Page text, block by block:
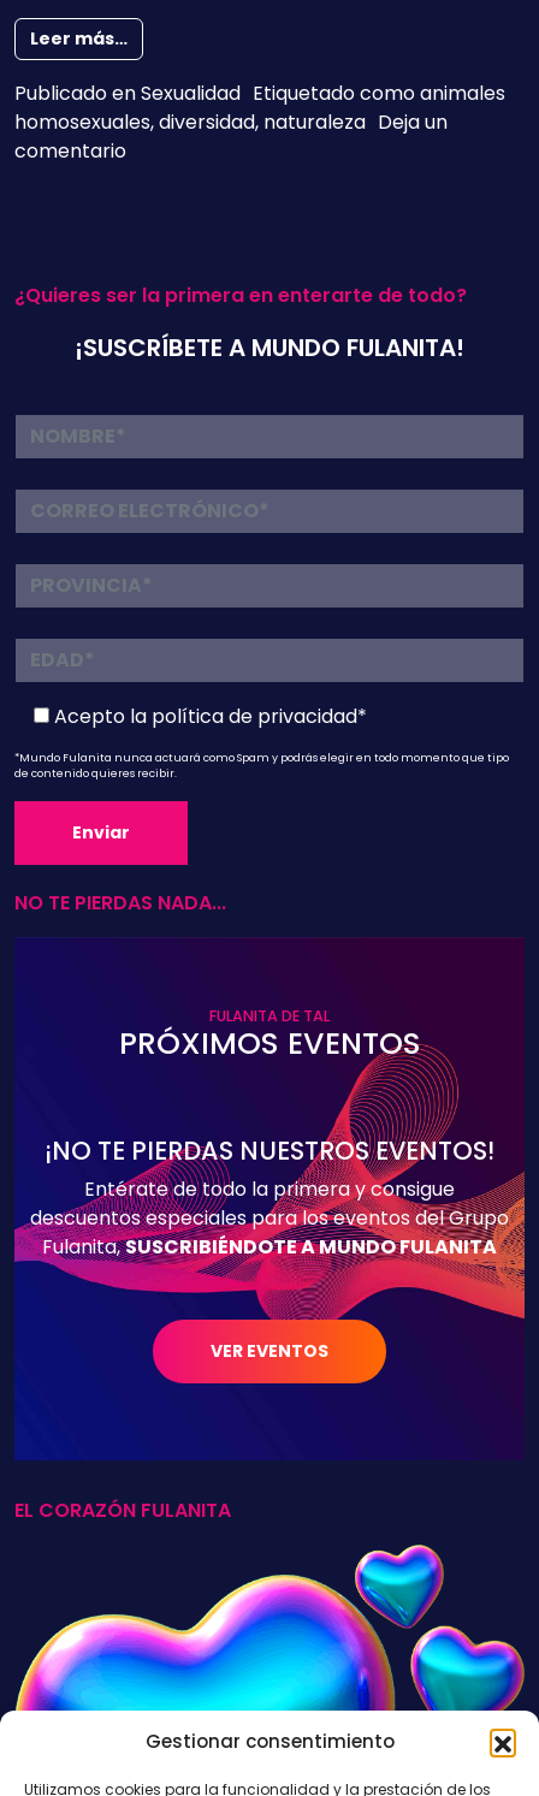
Gestionar consentimiento
Utilizamos cookies para la funcionalidad y la prestación de los
Leer más…from Animales homosexuales,
Publicado enSexualidad Etiquetado comoanimales
homosexuales,diversidad, naturaleza Deja un
comentarioen Animales homosexuales, antropología
¿Quieres ser la primera en enterarte de todo?
¡SUSCRÍBETE A MUNDO FULANITA!
Acepto la política de privacidad*
*Mundo Fulanita nunca actuará como Spam y podrás elegir en todo momento que tipo
de contenido quieres recibir.
NO TE PIERDAS NADA...
FULANITA DE TAL
PRÓXIMOS EVENTOS
¡NO TE PIERDAS NUESTROS EVENTOS!
Entérate de todo la primera y consigue
descuentos especiales para los eventos del Grupo
Fulanita,SUSCRIBIÉNDOTE A MUNDO FULANITA
VER EVENTOS
EL CORAZÓN FULANITA